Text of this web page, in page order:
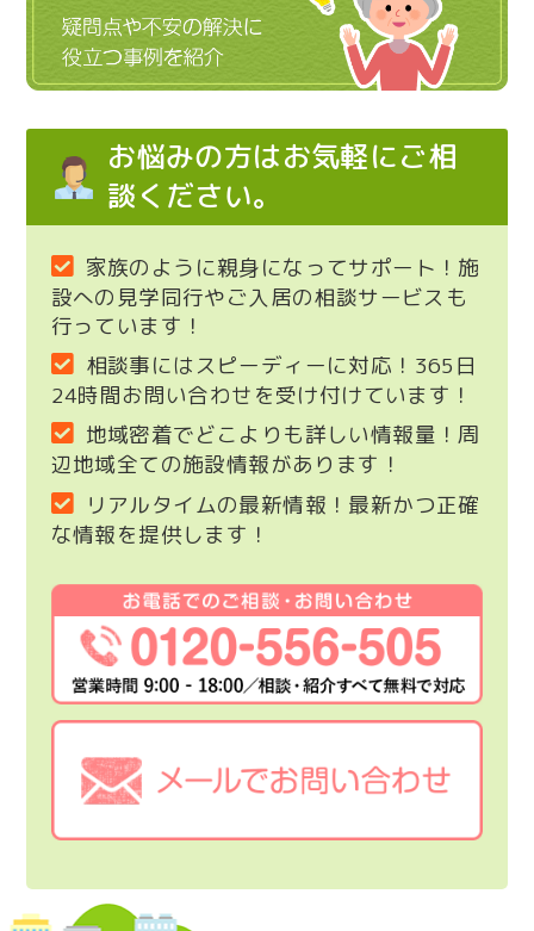
お悩みの方はお気軽にご相
談ください。
家族のように親身になってサポート！施
設への見学同行やご入居の相談サービスも
行っています！
相談事にはスピーディーに対応！365日
24時間お問い合わせを受け付けています！
地域密着でどこよりも詳しい情報量！周
辺地域全ての施設情報があります！
リアルタイムの最新情報！最新かつ正確
な情報を提供します！